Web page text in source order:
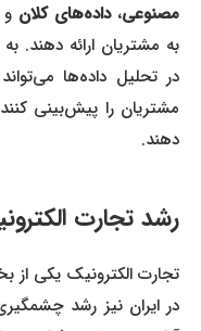
مصنوعی،داده‌های کلانو
به مشتریان ارائه دهند. به
در تحلیل داده‌ها
مشتریان را پیش‌بینی
دهند.
رشد تجارت
تجارت الکترونیک یکی از
در ایران نیز رشد